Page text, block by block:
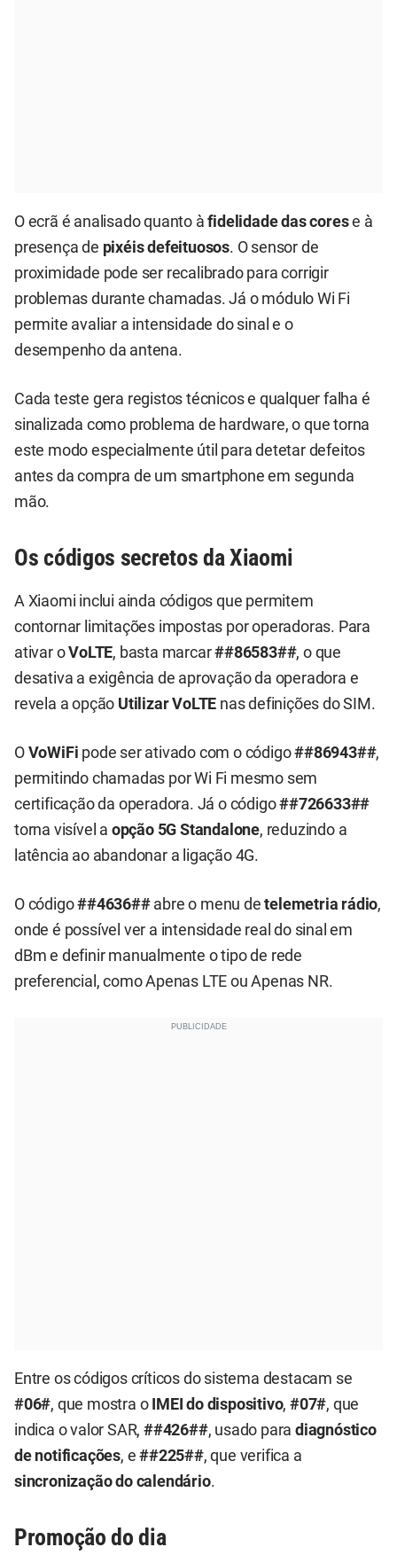
O ecrã é analisado quanto àfidelidade das corese à
presença de pixéis defeituosos. O sensor de
proximidade pode ser recalibrado para corrigir
problemas durante chamadas. Já o módulo Wi Fi
permite avaliar a intensidade do sinal e o
desempenho da antena.
Cada teste gera registos técnicos e qualquer falha é
sinalizada como problema de hardware, o que torna
este modo especialmente útil para detetar defeitos
antes da compra de um smartphone em segunda
mão.
Os códigos secretos da Xiaomi
A Xiaomi inclui ainda códigos que permitem
contornar limitações impostas por operadoras. Para
ativar oVoLTE, basta marcar##86583##, o que
desativa a exigência de aprovação da operadora e
revela a opção Utilizar VoLTE nas definições do SIM.
O VoWiFi pode ser ativado com o código##86943##,
permitindo chamadas por Wi Fi mesmo sem
certificação da operadora. Já o código##726633##
torna visível a opção 5G Standalone, reduzindo a
latência ao abandonar a ligação 4G.
O código##4636##abre o menu detelemetria rádio,
onde é possível ver a intensidade real do sinal em
dBm e definir manualmente o tipo de rede
preferencial, como Apenas LTE ou Apenas NR.
Entre os códigos críticos do sistema destacam se
#06#, que mostra o IMEI do dispositivo,#07#, que
indica o valor SAR,##426##, usado paradiagnóstico
de notificações, e##225##, que verifica a
sincronização do calendário.
Promoção do dia